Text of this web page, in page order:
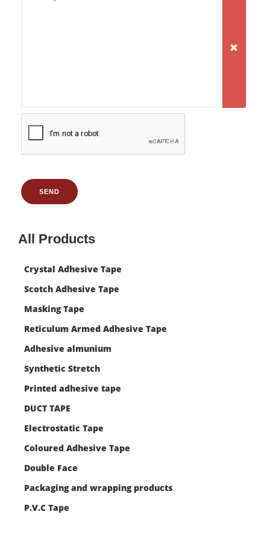
SEND
All Products
Crystal Adhesive Tape
Scotch Adhesive Tape
Masking Tape
Reticulum Armed Adhesive Tape
Adhesive almunium
Synthetic Stretch
Printed adhesive tape
DUCT TAPE
Electrostatic Tape
Coloured Adhesive Tape
Double Face
Packaging and wrapping products
P.V.C Tape